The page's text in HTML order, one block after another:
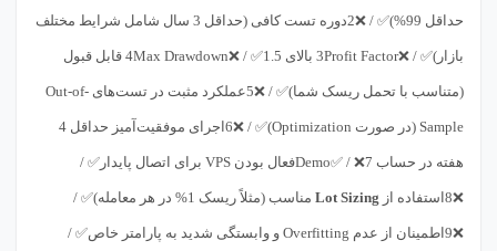
حداقل 99%)✅ / ❌2دوره تست کافی (حداقل 3 سال شامل شرایط مختلف
بازار)✅ / ❌3Profit Factor بالای 1.5✅ / ❌4Max Drawdown قابل قبول
(متناسب با تحمل ریسک شما)✅ / ❌5عملکرد مثبت در تست‌های Out-of-
Sample (در صورت Optimization)✅ / ❌6اجرای موفقیت‌آمیز حداقل 4
هفته در حساب Demo✅ / ❌7فعال بودن VPS برای اتصال پایدار✅ /
❌8استفاده از Lot Sizing مناسب (مثلاً ریسک 1% در هر معامله)✅ /
❌9اطمینان از عدم Overfitting و وابستگی شدید به پارامتر خاص✅ /